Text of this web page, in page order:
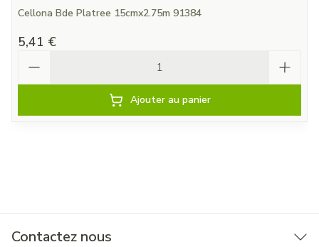
Cellona Bde Platree 15cmx2.75m 91384
5,41 €
Ajouter au panier
Contactez nous